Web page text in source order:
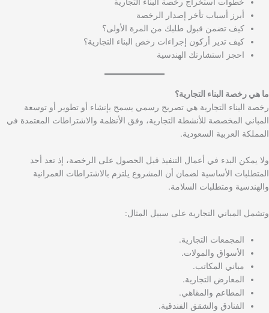
أبرز أسباب تأخر إصدار الرخصة
كيف تضمن قبول طلبك من المرة الأولى؟
كيف تدير أركون إجراءات رخص البناء التجارية؟
احجز استشارتك الهندسية
ما هي رخصة البناء التجارية؟
رخصة البناء التجارية هي تصريح رسمي يسمح بإنشاء أو تطوير أو توسعة
المباني المخصصة للأنشطة التجارية، وفق الأنظمة والاشتراطات المعتمدة في
المملكة العربية السعودية.
ولا يمكن البدء في أعمال التنفيذ قبل الحصول على الرخصة، إذ تعد أحد
المتطلبات الأساسية لضمان أن المشروع يلتزم بالاشتراطات العمرانية
والهندسية ومتطلبات السلامة.
وتشمل المباني التجارية على سبيل المثال:
المجمعات التجارية.
الأسواق والمولات.
مباني المكاتب.
المعارض التجارية.
المطاعم والمقاهي.
الفنادق والشقق الفندقية.